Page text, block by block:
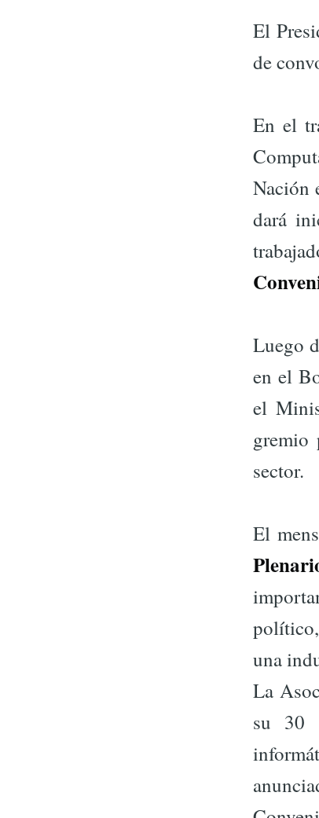
El
de
En el
Nación
dará
Luego
en el
el
gremio
sector.
El
una
La
su 30